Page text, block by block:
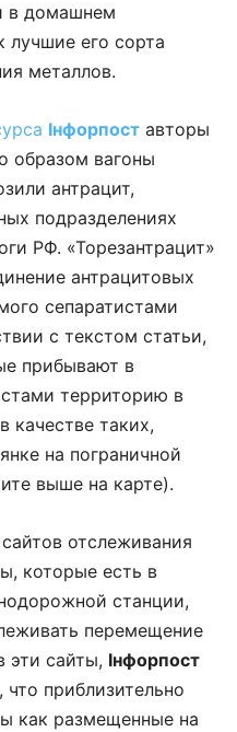
в домашнем
лучшие его сорта
металлов.
Інфорпост авторы
образом вагоны
антрацит,
подразделениях
РФ. «Торезантрацит»
антрацитовых
сепаратистами
с текстом статьи,
прибывают в
территорию в
качестве таких,
на пограничной
выше на карте).
отслеживания
которые есть в
станции,
перемещение
эти сайты, Інфорпост
приблизительно
как размещенные на